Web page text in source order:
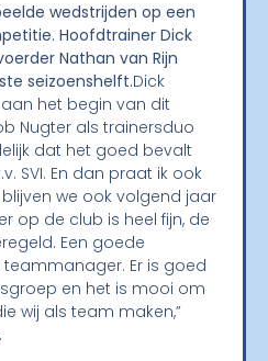
wedstrijden op een
Hoofdtrainer Dick
Nathan van Rijn
seizoenshelft.Dick
het begin van dit
Nugter als trainersduo
dat het goed bevalt
SVI. En dan praat ik ook
we ook volgend jaar
op de club is heel fijn, de
Een goede
Er is goed
en het is mooi om
wij als team maken,”